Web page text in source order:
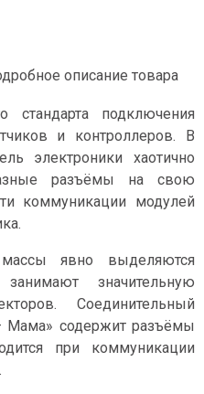
описание товара
подключения
и контроллеров. В
электроники хаотично
разъёмы на свою
коммуникации модулей
явно выделяются
значительную
Соединительный
содержит разъёмы
при коммуникации